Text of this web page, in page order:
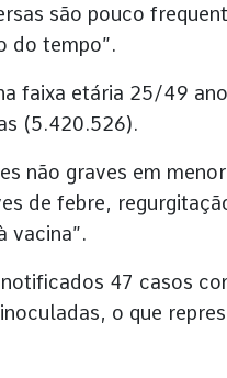
são pouco
do tempo”.
faixa etária 25/49
(5.420.526).
não graves em
de febre,
vacina”.
47 casos
o que